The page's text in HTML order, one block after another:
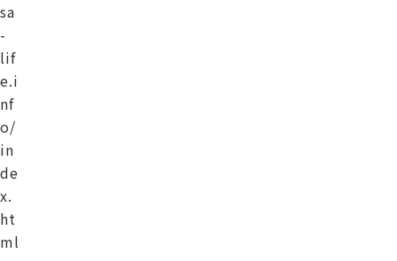
sa
-
lif
e.i
nf
o/
in
de
x.
ht
ml